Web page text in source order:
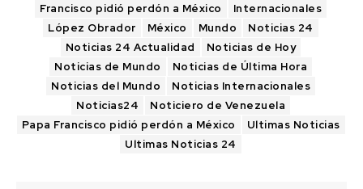
Francisco pidió perdón a México
Internacionales
López Obrador
México Mundo
Noticias 24
Noticias 24 Actualidad
Noticias de Hoy
Noticias de Mundo
Noticias de Última Hora
Noticias del Mundo
Noticias Internacionales
Noticias24
Noticiero de Venezuela
Papa Francisco pidió perdón a México
Ultimas Noticias
Ultimas Noticias 24